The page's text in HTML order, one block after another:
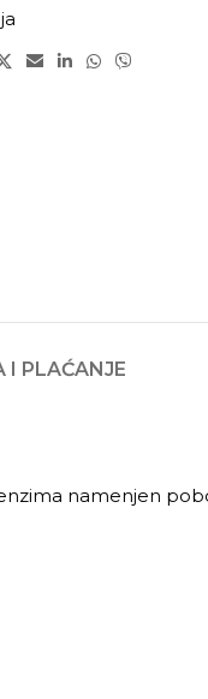
I PLAĆANJE
namenjen